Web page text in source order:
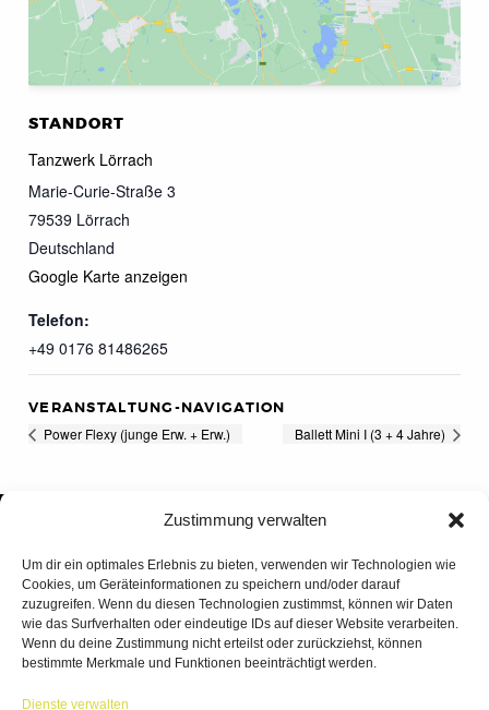
Zustimmung verwalten
Um dir ein optimales Erlebnis zu bieten, verwenden wir Technologien wie
Cookies, um Geräteinformationen zu speichern und/oder darauf
zuzugreifen. Wenn du diesen Technologien zustimmst, können wir Daten
wie das Surfverhalten oder eindeutige IDs auf dieser Website verarbeiten.
Wenn du deine Zustimmung nicht erteilst oder zurückziehst, können
bestimmte Merkmale und Funktionen beeinträchtigt werden.
Dienste verwalten
STANDORT
Tanzwerk Lörrach
Marie-Curie-Straße 3
79539 Lörrach
Deutschland
Google Karte anzeigen
Telefon:
+49 0176 81486265
VERANSTALTUNG-NAVIGATION
Power Flexy (junge Erw. + Erw.) Ballett Mini I (3 + 4 Jahre)